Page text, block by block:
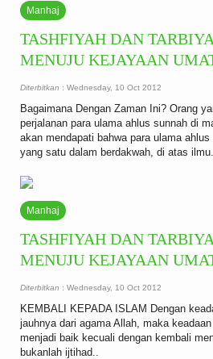
Manhaj
TASHFIYAH DAN
MENUJU KEJAYAAN
Diterbitkan : Wednesday, 10 Oct 2012
Bagaimana Dengan Zaman Ini? Orang
perjalanan para ulama ahlus sunnah di
akan mendapati bahwa para ulama
yang satu dalam berdakwah, di atas
Manhaj
TASHFIYAH DAN
MENUJU KEJAYAAN
Diterbitkan : Wednesday, 10 Oct 2012
KEMBALI KEPADA ISLAM Dengan
jauhnya dari agama Allah, maka
menjadi baik kecuali dengan kembali
bukanlah ijtihad..